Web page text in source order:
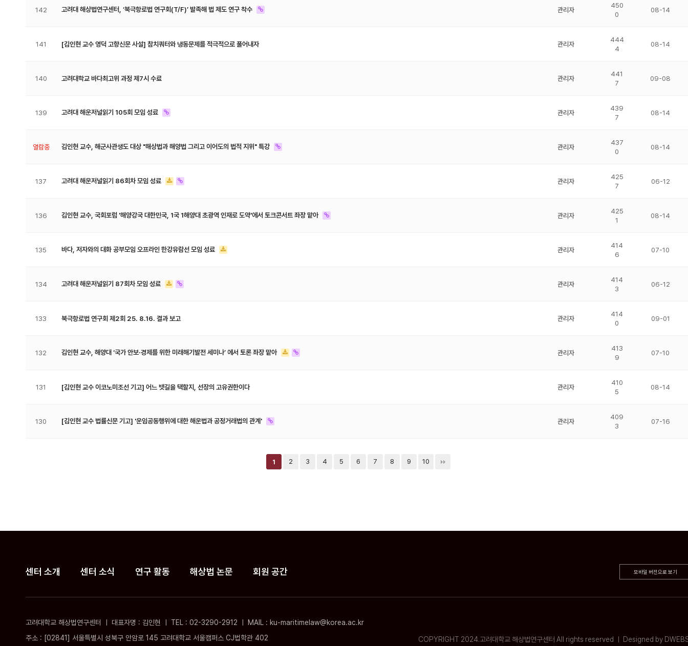
142 고려대 해상법연구센터, ‘북극항로법 연구회(T/F)’ 발족해 법 제도 연구 착수 관리자
450
0
08-14
141 [​김인현 교수 영덕 고향신문 사설] 참치쿼터와 냉동문제를 적극적으로 풀어내자 관리자
444
4
08-14
140 고려대학교 바다최고위 과정 제7시 수료 관리자
441
7
09-08
139 고려대 해운저널읽기 105회 모임 성료 관리자
439
7
08-14
열람중 김인현 교수, 해군사관생도 대상 "해상법과 해양법 그리고 이어도의 법적 지위" 특강 관리자
437
0
08-14
137 고려대 해운저널읽기 86회차 모임 성료 관리자
425
7
06-12
136 김인현 교수, 국회포럼 '해양강국 대한민국, 1국 1해양대 초광역 인재로 도약'에서 토크콘서트 좌장 맡아 관리자
425
1
08-14
135 바다, 저자와의 대화 공부모임 오프라인 한강유람선 모임 성료 관리자
414
6
07-10
134 고려대 해운저널읽기 87회차 모임 성료 관리자
414
3
06-12
133 북극항로법 연구회 제2회 25. 8.16. 결과 보고 관리자
414
0
09-01
132 김인현 교수, 해양대 ‘국가 안보·경제를 위한 미래해기발전 세미나’ 에서 토론 좌장 맡아 관리자
413
9
07-10
131 [김인현 교수 이코노미조선 기고] 어느 뱃길을 택할지, 선장의 고유권한이다 관리자
410
5
08-14
130 [김인현 교수 법률신문 기고] '운임공동행위에 대한 해운법과 공정거래법의 관계' 관리자
409
3
07-16
1 2 3 4 5 6 7 8 9 10
센터 소개 센터 소식 연구 활동 해상법 논문 회원 공간 모바일 버전으로 보기
고려대학교 해상법연구센터 ㅣ 대표자명 : 김인현 ㅣ TEL : 02-3290-2912 ㅣ MAIL : ku-maritimelaw@korea.ac.kr
주소 : [02841] 서울특별시 성북구 안암로 145 고려대학교 서울캠퍼스 CJ법학관 402
COPYRIGHT 2024.고려대학교 해상법연구센터 All rights reserved ㅣ Designed by